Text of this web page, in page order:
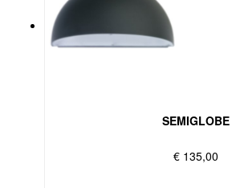
SEMIGLOBE
€ 135,00